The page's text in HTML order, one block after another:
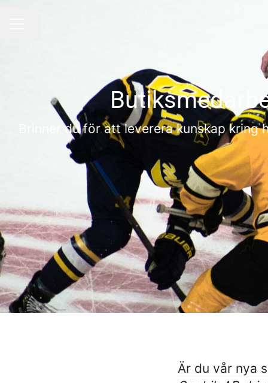
Brinner du för att leverera kunskap
Är du vår nya